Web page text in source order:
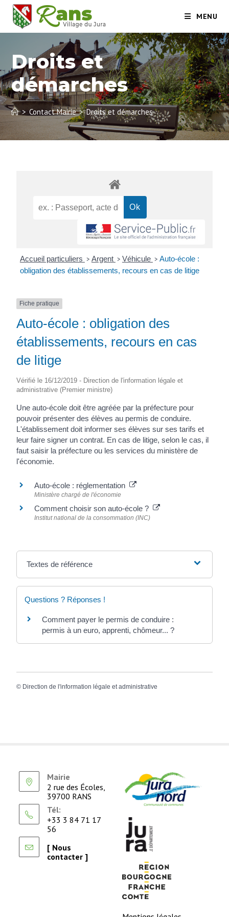
MENU
Droits et
démarches
> Contact Mairie > Droits et démarches
Accueil particuliers > Argent > Véhicule > Auto-école :
obligation des établissements, recours en cas de litige
Fiche pratique
Auto-école : obligation des
établissements, recours en cas
de litige
Vérifié le 16/12/2019 - Direction de l'information légale et
administrative (Premier ministre)
Une auto-école doit être agréée par la préfecture pour
pouvoir présenter des élèves au permis de conduire.
L'établissement doit informer ses élèves sur ses tarifs et
leur faire signer un contrat. En cas de litige, selon le cas, il
faut saisir la préfecture ou les services du ministère de
l'économie.
Auto-école : réglementation
Ministère chargé de l'économie
Comment choisir son auto-école ?
Institut national de la consommation (INC)
Textes de référence
Questions ? Réponses !
Comment payer le permis de conduire :
permis à un euro, apprenti, chômeur... ?
© Direction de l'information légale et administrative
Mairie
2 rue des Écoles,
39700 RANS
Tél:
+33 3 84 71 17
56
[ Nous
contacter ]